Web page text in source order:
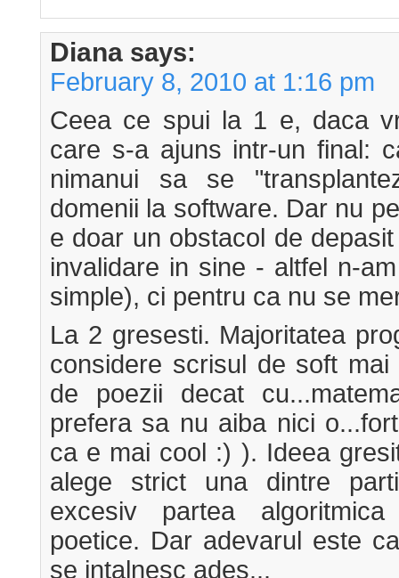
Diana says:
February 8, 2010 at 1:16 pm
Ceea ce spui la 1 e, daca
care s-a ajuns intr-un final:
nimanui sa se
domenii la software. Dar nu
e doar un obstacol de
invalidare in sine - altfel n-
simple), ci pentru ca nu se
La 2 gresesti. Majoritatea
considere scrisul de soft
de poezii decat
prefera sa nu aiba nici
ca e mai cool :) ). Ideea
alege strict una dintre
excesiv partea
poetice. Dar adevarul este
se intalnesc ades...